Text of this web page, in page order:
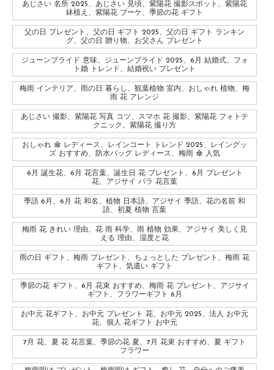
あじさい 名所 2025、あじさい 見頃、紫陽花 撮影スポット、紫陽花
鉢植え、紫陽花 ブーケ、季節の花 ギフト
父の日 プレゼント、父の日 ギフト 2025、父の日 ギフト ランキン
グ、父の日 贈り物、お父さん プレゼント
ジューンブライド 意味、ジューンブライド 2025、6月 結婚式、フォ
ト婚 トレンド、結婚祝い プレゼント
梅雨 インテリア、雨の日 暮らし、観葉植物 室内、おしゃれ 植物、梅
雨 花 アレンジ
あじさい 撮影、紫陽花 写真 コツ、スマホ 花 撮影、紫陽花 フォトテ
クニック、紫陽花 撮り方
おしゃれ 傘 レディース、レインコート トレンド 2025、レイングッ
ズ おすすめ、防水バッグ レディース、梅雨 傘 人気
6月 誕生花、6月 花言葉、誕生日 花 プレゼント、6月 プレゼント
花、アジサイ バラ 花言葉
季語 6月、6月 花 和名、植物 日本語、アジサイ 季語、花の名前 和
語、初夏 植物 言葉
梅雨 花 きれい 理由、花 雨 科学、雨 植物 効果、アジサイ 美しく見
える 理由、湿度と花
雨の日 ギフト、梅雨 プレゼント、ちょっとした プレゼント、梅雨 花
ギフト、気遣い ギフト
季節の花 ギフト、6月 花束 おすすめ、梅雨 花 プレゼント、アジサイ
ギフト、フラワーギフト 6月
お中元 花ギフト、お中元 プレゼント 花、お中元 2025、法人 お中元
花、個人 花ギフト お中元
7月 花、夏 花 花言葉、季節の花 夏、7月 花束 おすすめ、夏 ギフト
フラワー